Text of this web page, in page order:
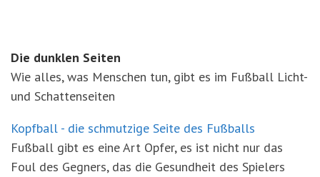
Die dunklen Seiten
Wie alles, was Menschen tun, gibt es im Fußball Licht-
und Schattenseiten
Kopfball - die schmutzige Seite des Fußballs
Fußball gibt es eine Art Opfer, es ist nicht nur das
Foul des Gegners, das die Gesundheit des Spielers